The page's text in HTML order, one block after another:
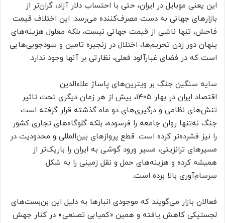
این یعنی موبایل در ایران، حتی با احتساب دلار آزاد، گران‌تر از
بازار‌های جهانی به دست مصرف‌کننده می‌رسد. این اختلاف قیمت
فاحش، تنها ناشی از قیمت جهانی نیست، بلکه معلول هزینه‌های
پنهان دور زدن تحریم‌ها، اختلال در زنجیره تامین و سودجویی‌هایی
است که در فضای غبارآلود فعلی، نظارتی بر آنها وجود ندارد.
سایه سنگین جنگ بر ویترین‌های پاساژ علاءالدین
اقتصاد ایران در بهار ۱۴۰۵، بیش از هر زمان دیگری تحت تاثیر
تنش‌های نظامی و درگیری‌های دو ماه گذشته قرار گرفته است.
جنگ نه‌تنها روان جامعه را فرسوده، بلکه گلوگاه‌های تجاری کشور
را نیز فشرده‌تر کرده است. قطع پرواز‌های بین‌المللی و محدودیت در
مسیر‌های ترانزیتی، مسیر ورود گوشی به ایران را باریک‌تر از
همیشه کرده و هزینه‌های حمل و نقل زمینی را به شکل
سرسام‌آوری بالا برده است.
فعالان بازار می‌گویند که موجودی انبار‌ها به دلیل این بن‌بست‌های
لجستیکی کاهش یافته و همین «کمیابی تصنعی» در کنار جهش